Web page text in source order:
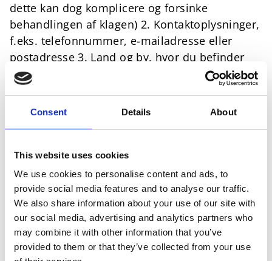
Consent Details About
This website uses cookies
We use cookies to personalise content and ads, to
provide social media features and to analyse our traffic.
We also share information about your use of our site with
our social media, advertising and analytics partners who
may combine it with other information that you’ve
provided to them or that they’ve collected from your use
dette kan dog komplicere og forsinke
behandlingen af klagen) 2. Kontaktoplysninger,
f.eks. telefonnummer, e-mailadresse eller
postadresse 3. Land og by, hvor du befinder
dig, og, hvis det er relevant, produktionssted
eller andre oplysninger, der muliggør en klar
identifikation af stedet. 4. Detaljeret
med menneskerettigheder, miljø, sundhed
eller sikkerhed. Du må gerne medsende
dokumentation, såfremt den foreligger. 5.
Oplysninger om, hvorvidt klageren eller andre
berørte parter skal forblive anonyme og
beskyttede. Indsend din klage skriftligt her.
Hvordan behandles din klage? 1. Efter